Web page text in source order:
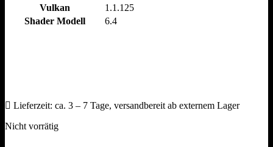
Vulkan
1.1.125
Shader Modell
6.4
Lieferzeit: ca. 3 – 7 Tage, versandbereit ab externem Lager
Nicht vorrätig